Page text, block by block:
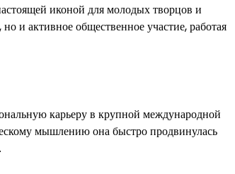
иконой для молодых творцов и
и активное общественное участие, работая
карьеру в крупной международной
мышлению она быстро продвинулась